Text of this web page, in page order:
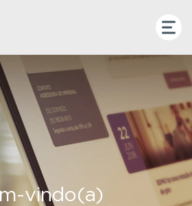
vindo(a)